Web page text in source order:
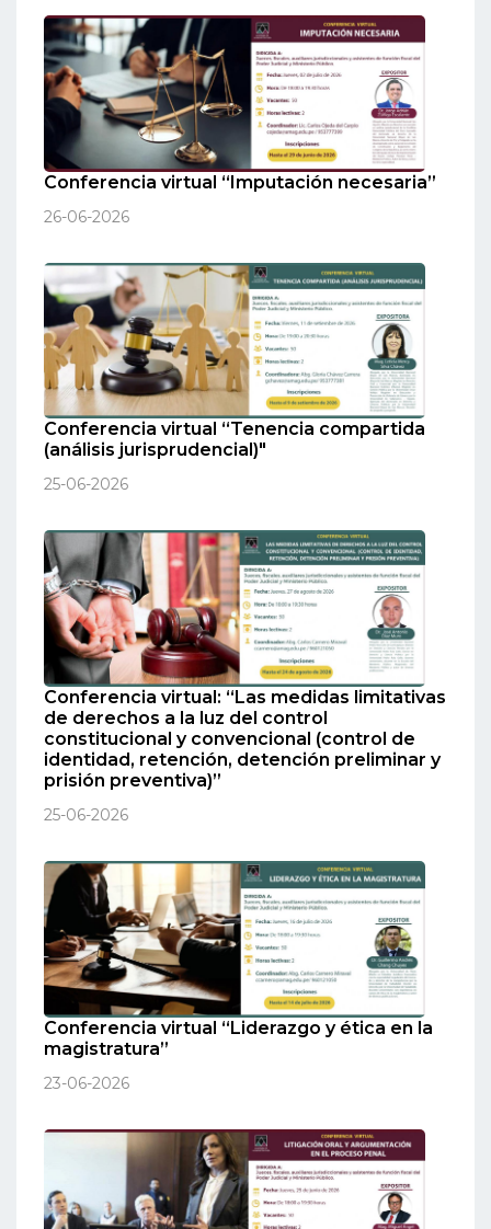
Conferencia virtual “Imputación necesaria”
26-06-2026
Conferencia virtual “Tenencia compartida
(análisis jurisprudencial)"
25-06-2026
Conferencia virtual: “Las medidas limitativas
de derechos a la luz del control
constitucional y convencional (control de
identidad, retención, detención preliminar y
prisión preventiva)”
25-06-2026
Conferencia virtual “Liderazgo y ética en la
magistratura”
23-06-2026